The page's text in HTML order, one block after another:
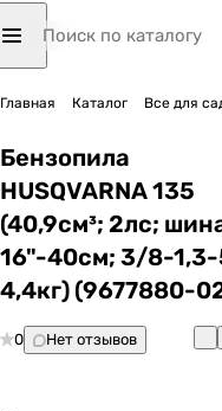
Главная Каталог Все для
Бензопила
HUSQVARNA 135
(40,9см³; 2лс;
16"-40см; 3/8-
4,4кг) (9677880-
0 Нет отзывов